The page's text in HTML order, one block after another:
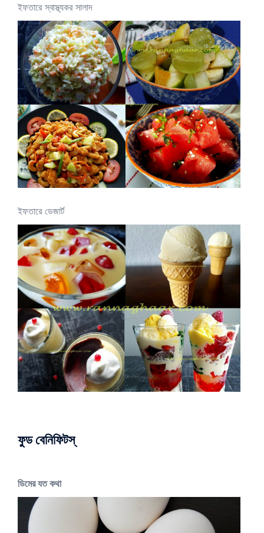
ইফতারে স্বাস্থ্যকর সালাদ
ইফতারে ডেজার্ট
ফুড বেনিফিটস্
ডিমের যত কথা